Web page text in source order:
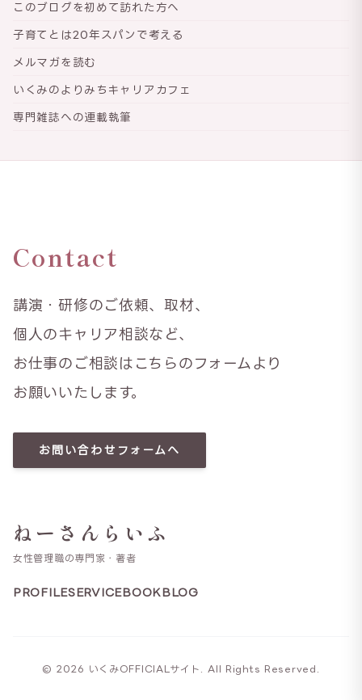
このブログを初めて訪れた方へ
子育てとは20年スパンで考える
メルマガを読む
いくみのよりみちキャリアカフェ
専門雑誌への連載執筆
Contact
講演・研修のご依頼、取材、
個人のキャリア相談など、
お仕事のご相談はこちらのフォームより
お願いいたします。
お問い合わせフォームへ
ねーさんらいふ
女性管理職の専門家・著者
PROFILESERVICEBOOK BLOG
© 2026 いくみOFFICIALサイト. All Rights Reserved.